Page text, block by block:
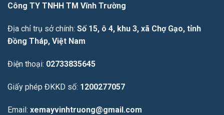
Công TY TNHH TM Vĩnh Trường
Địa chỉ trụ sở chính: Số 15, ô 4, khu 3, xã Chợ Gạo, tỉnh
Đồng Tháp, Việt Nam
Điện thoại: 02733835645
Giấy phép ĐKKD số: 1200277057
Email: xemayvinhtruong@gmail.com